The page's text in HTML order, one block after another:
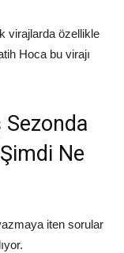
virajlarda özellikle
Hoca bu virajı
Sezonda
Ne
iten sorular